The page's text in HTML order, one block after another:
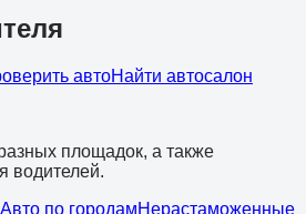
автоНайти автосалон
площадок, а также
водителей.
Авто по городамНерастаможенные